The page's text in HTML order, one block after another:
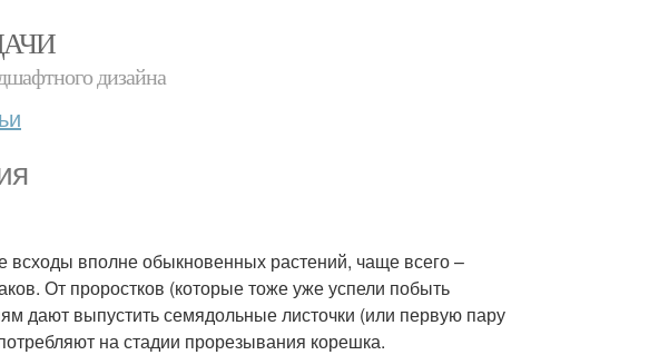
дизайна
всходы вполне обыкновенных растений, чаще всего –
От проростков (которые тоже уже успели побыть
дают выпустить семядольные листочки (или первую пару
на стадии прорезывания корешка.